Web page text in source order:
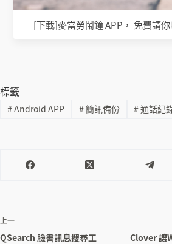
[下載]麥當勞鬧鐘 APP， 免費請你
標籤
#Android APP #簡訊備份 #通話紀
上一
QSearch 臉書訊息搜尋工
Clover 讓